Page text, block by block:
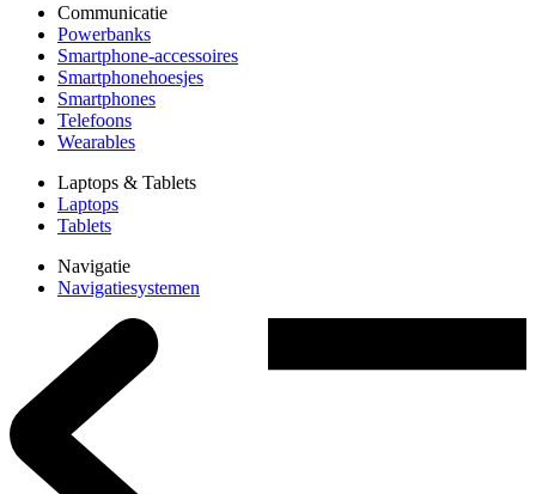
Communicatie
Powerbanks
Smartphone-accessoires
Smartphonehoesjes
Smartphones
Telefoons
Wearables
Laptops & Tablets
Laptops
Tablets
Navigatie
Navigatiesystemen